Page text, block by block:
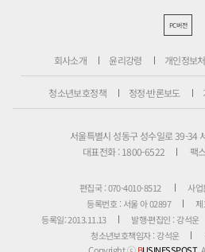
PC버전
회사소개 윤리강령 개인정보
청소년보호정책 정정·반론보도
서울특별시 성동구 성수일로 39-34
대표전화 : 1800-6522
팩
편집국 : 070-4010-8512
사
등록번호 : 서울 아 02897
등록일: 2013.11.13
발행·편집인 : 강석운
청소년보호책임자 : 강석운